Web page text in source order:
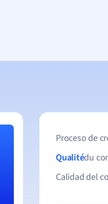
Proceso de
Qualitédu
Calidad del